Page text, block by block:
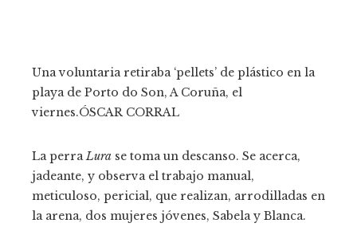
Una voluntaria retiraba ‘pellets’ de plástico en la
playa de Porto do Son, A Coruña, el
viernes.ÓSCAR CORRAL
La perraLura se toma un descanso. Se acerca,
jadeante, y observa el trabajo manual,
meticuloso, pericial, que realizan, arrodilladas en
la arena, dos mujeres jóvenes, Sabela y Blanca.